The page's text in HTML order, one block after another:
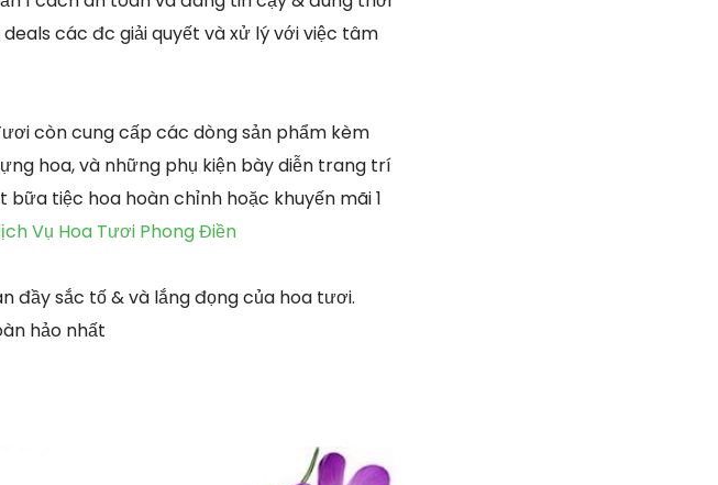
các đc giải quyết và xử lý với việc tâm
còn cung cấp các dòng sản phẩm kèm
hoa, và những phụ kiện bày diễn trang trí
tiệc hoa hoàn chỉnh hoặc khuyến mãi 1
Vụ Hoa Tươi Phong Điền
đầy sắc tố & và lắng đọng của hoa tươi.
hảo nhất